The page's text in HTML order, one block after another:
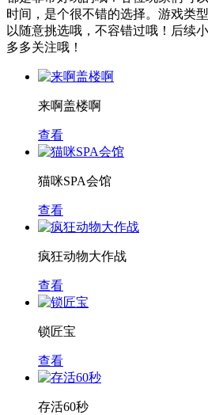
时间，是个很不错的选择。游戏类
以随意挑选哦，不容错过哦！后续
多多关注哦！
来啊盖楼啊
查看
猫咪SPA会馆
查看
疯狂动物大作战
查看
锁匠宝
查看
存活60秒